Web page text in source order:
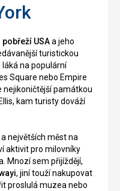
USAa jeho
turistickou
láká na populární
Square nebo Empire
nejikoničtější památkou
kam turisty dováží
největších měst na
aktivit pro milovníky
Mnozí sem přijíždějí,
, jiní touží nakupovat
proslulá muzea nebo